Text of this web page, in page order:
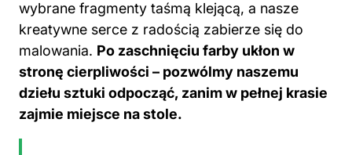
wybrane fragmenty taśmą klejącą, a nasze
kreatywne serce z radością zabierze się do
malowania. Po zaschnięciu farby ukłon w
stronę cierpliwości – pozwólmy naszemu
dziełu sztuki odpocząć, zanim w pełnej krasie
zajmie miejsce na stole.